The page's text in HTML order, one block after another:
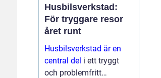
Husbilsverkstad:
För tryggare resor
året runt
Husbilsverkstad är en
central del i ett tryggt
och problemfritt